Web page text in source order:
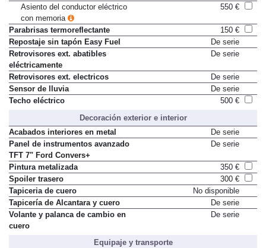
Asiento del conductor eléctrico
con memoria
550 €
Parabrisas termoreflectante
150 €
Repostaje sin tapón Easy Fuel
De serie
Retrovisores ext. abatibles
eléctricamente
De serie
Retrovisores ext. electricos
De serie
Sensor de lluvia
De serie
Techo eléctrico
500 €
Decoración exterior e interior
Acabados interiores en metal
De serie
Panel de instrumentos avanzado
TFT 7" Ford Convers+
De serie
Pintura metalizada
350 €
Spoiler trasero
300 €
Tapiceria de cuero
No disponible
Tapicería de Alcantara y cuero
De serie
Volante y palanca de cambio en
cuero
De serie
Equipaje y transporte